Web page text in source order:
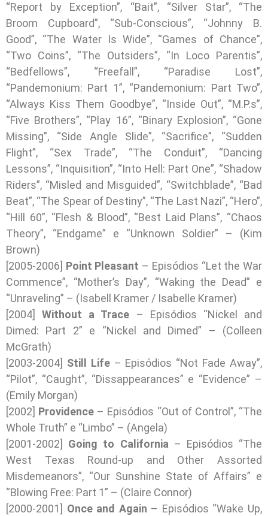
“Report by Exception”, “Bait”, “Silver Star”, “The
Broom Cupboard”, “Sub-Conscious”, “Johnny B.
Good”, “The Water Is Wide”, “Games of Chance”,
“Two Coins”, “The Outsiders”, “In Loco Parentis”,
“Bedfellows”, “Freefall”, “Paradise Lost”,
“Pandemonium: Part 1”, “Pandemonium: Part Two”,
“Always Kiss Them Goodbye”, “Inside Out”, “M.P.s”,
“Five Brothers”, “Play 16”, “Binary Explosion”, “Gone
Missing”, “Side Angle Slide”, “Sacrifice”, “Sudden
Flight”, “Sex Trade”, “The Conduit”, “Dancing
Lessons”, “Inquisition”, “Into Hell: Part One”, “Shadow
Riders”, “Misled and Misguided”, “Switchblade”, “Bad
Beat”, “The Spear of Destiny”, “The Last Nazi”, “Hero”,
“Hill 60”, “Flesh & Blood”, “Best Laid Plans”, “Chaos
Theory”, “Endgame” e “Unknown Soldier” – (Kim
Brown)
[2005-2006] Point Pleasant – Episódios “Let the War
Commence”, “Mother’s Day”, “Waking the Dead” e
“Unraveling” – (Isabell Kramer / Isabelle Kramer)
[2004]Without a Trace – Episódios “Nickel and
Dimed: Part 2” e “Nickel and Dimed” – (Colleen
McGrath)
[2003-2004] Still Life– Episódios “Not Fade Away”,
“Pilot”, “Caught”, “Dissappearances” e “Evidence” –
(Emily Morgan)
[2002] Providence – Episódios “Out of Control”, “The
Whole Truth” e “Limbo” – (Angela)
[2001-2002] Going to California– Episódios “The
West Texas Round-up and Other Assorted
Misdemeanors”, “Our Sunshine State of Affairs” e
“Blowing Free: Part 1” – (Claire Connor)
[2000-2001] Once and Again – Episódios “Wake Up,